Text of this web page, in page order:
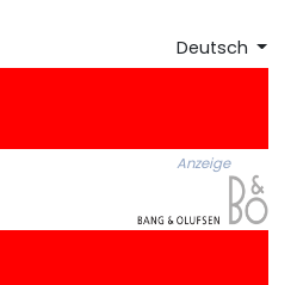
Deutsch
Anzeige